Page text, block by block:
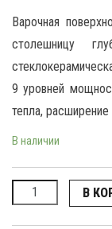
Варочная
столешницу
9 уровней
тепла,
В наличии
Количество В